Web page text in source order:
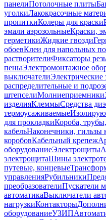
панелиПотолочные плиты
уголкиЛакокрасочные
пропиткиКолеры для краски
эмали аэрозольныеКраски,
герметикиЖидкие гвозди
обоевКлеи для напольных
растворителиФиксаторы
пеныЭлектромонтажное
выключателиЭлектрические
распределительные и
штепселиМолниеприемники
изделияКлеммыСредства
термоусаживаемые
для прокладкиКороба,
кабельНаконечники, гильзы
коробовКабельный крепеж
оборудованиеЭлектрощиты
электрощитаШины
путевые, концевые
управленияРубильники
преобразователиПускатели
автоматикаВыключатели
нагрузкиКонтакторы
оборудованиеУЗИП